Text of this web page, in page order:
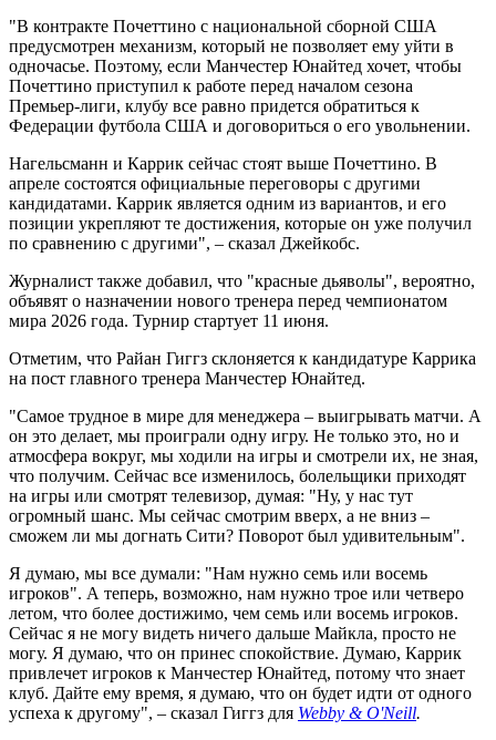
"В контракте Почеттино с национальной сборной США
предусмотрен механизм, который не позволяет ему уйти в
одночасье. Поэтому, если Манчестер Юнайтед хочет, чтобы
Почеттино приступил к работе перед началом сезона
Премьер-лиги, клубу все равно придется обратиться к
Федерации футбола США и договориться о его увольнении.
Нагельсманн и Каррик сейчас стоят выше Почеттино. В
апреле состоятся официальные переговоры с другими
кандидатами. Каррик является одним из вариантов, и его
позиции укрепляют те достижения, которые он уже получил
по сравнению с другими", – сказал Джейкобс.
Журналист также добавил, что "красные дьяволы", вероятно,
объявят о назначении нового тренера перед чемпионатом
мира 2026 года. Турнир стартует 11 июня.
Отметим, что Райан Гиггз склоняется к кандидатуре Каррика
на пост главного тренера Манчестер Юнайтед.
"Самое трудное в мире для менеджера – выигрывать матчи. А
он это делает, мы проиграли одну игру. Не только это, но и
атмосфера вокруг, мы ходили на игры и смотрели их, не зная,
что получим. Сейчас все изменилось, болельщики приходят
на игры или смотрят телевизор, думая: "Ну, у нас тут
огромный шанс. Мы сейчас смотрим вверх, а не вниз –
сможем ли мы догнать Сити? Поворот был удивительным".
Я думаю, мы все думали: "Нам нужно семь или восемь
игроков". А теперь, возможно, нам нужно трое или четверо
летом, что более достижимо, чем семь или восемь игроков.
Сейчас я не могу видеть ничего дальше Майкла, просто не
могу. Я думаю, что он принес спокойствие. Думаю, Каррик
привлечет игроков к Манчестер Юнайтед, потому что знает
клуб. Дайте ему время, я думаю, что он будет идти от одного
успеха к другому", – сказал Гиггз для Webby & O'Neill.